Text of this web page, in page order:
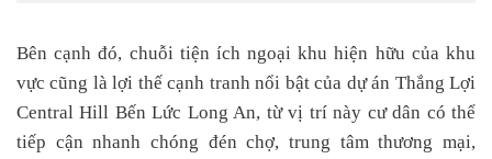
Bên cạnh đó, chuỗi tiện ích ngoại khu hiện hữu của khu
vực cũng là lợi thế cạnh tranh nổi bật của dự án Thắng Lợi
Central Hill Bến Lức Long An, từ vị trí này cư dân có thể
tiếp cận nhanh chóng đén chợ, trung tâm thương mại,